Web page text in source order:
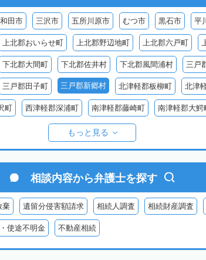
田市 三沢市 五所川原市 むつ市 黒石市 平
上北郡おいらせ町 上北郡野辺地町 上北郡六戸町
下北郡大間町 下北郡佐井村 下北郡風間浦村 三戸
三戸郡田子町 三戸郡新郷村 北津軽郡板柳町 北津
町 西津軽郡深浦町 南津軽郡藤崎町 南津軽郡大鰐
東津軽郡蓬田村 東津軽郡今別町
もっと見る
相談内容から弁護士を探す
棄 遺留分侵害額請求 相続人調査 相続財産調査
使途不明金 不動産相続